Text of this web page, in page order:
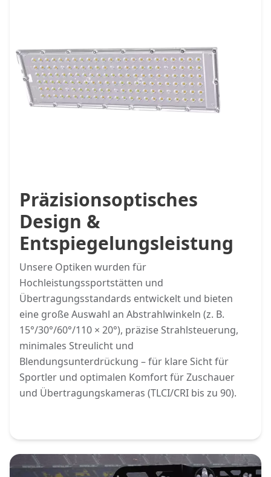
Präzisionsoptisches
Design &
Entspiegelungsleistung
Unsere Optiken wurden für
Hochleistungssportstätten und
Übertragungsstandards entwickelt und bieten
eine große Auswahl an Abstrahlwinkeln (z. B.
15°/30°/60°/110 × 20°), präzise Strahlsteuerung,
minimales Streulicht und
Blendungsunterdrückung – für klare Sicht für
Sportler und optimalen Komfort für Zuschauer
und Übertragungskameras (TLCI/CRI bis zu 90).